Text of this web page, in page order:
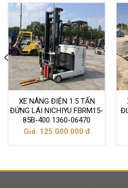
XE NÂNG ĐIỆN 1.5 TẤN
ĐỨNG LÁI NICHIYU FBRM15-
85B-400 1360-06470
Giá: 125.000.000 đ